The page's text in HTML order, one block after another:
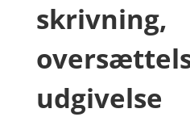
skrivning,
udgivelse